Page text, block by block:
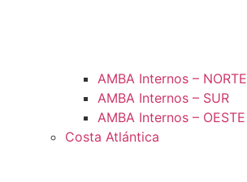
AMBA Internos – NORTE
AMBA Internos – SUR
AMBA Internos – OESTE
Costa Atlántica